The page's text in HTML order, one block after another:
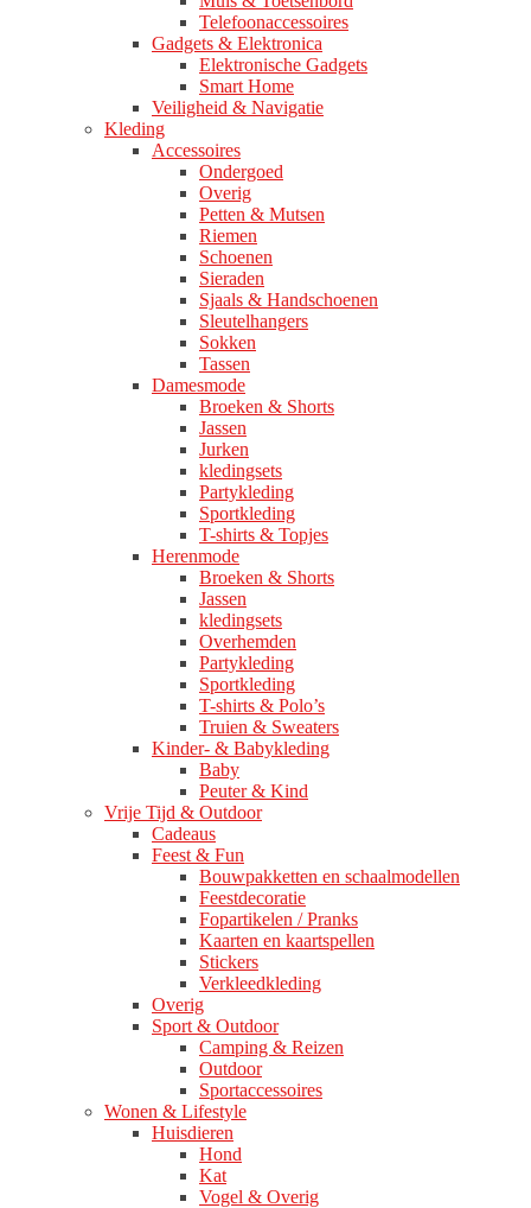
Telefoonaccessoires
Gadgets & Elektronica
Elektronische Gadgets
Smart Home
Veiligheid & Navigatie
Kleding
Accessoires
Ondergoed
Overig
Petten & Mutsen
Riemen
Schoenen
Sieraden
Sjaals & Handschoenen
Sleutelhangers
Sokken
Tassen
Damesmode
Broeken & Shorts
Jassen
Jurken
kledingsets
Partykleding
Sportkleding
T-shirts & Topjes
Herenmode
Broeken & Shorts
Jassen
kledingsets
Overhemden
Partykleding
Sportkleding
T-shirts & Polo’s
Truien & Sweaters
Kinder- & Babykleding
Baby
Peuter & Kind
Vrije Tijd & Outdoor
Cadeaus
Feest & Fun
Bouwpakketten en schaalmodellen
Feestdecoratie
Fopartikelen / Pranks
Kaarten en kaartspellen
Stickers
Verkleedkleding
Overig
Sport & Outdoor
Camping & Reizen
Outdoor
Sportaccessoires
Wonen & Lifestyle
Huisdieren
Hond
Kat
Vogel & Overig